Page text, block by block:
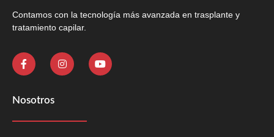
Contamos con la tecnología más avanzada en trasplante y
tratamiento capilar.
Nosotros